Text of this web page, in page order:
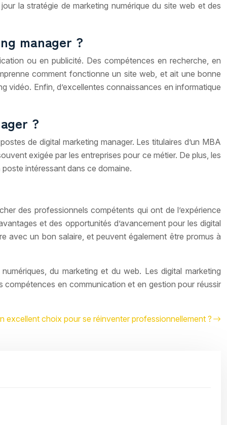
la stratégie de marketing numérique du site web et des
manager ?
ou en publicité. Des compétences en recherche, en
comment fonctionne un site web, et ait une bonne
vidéo. Enfin, d’excellentes connaissances en informatique
?
de digital marketing manager. Les titulaires d’un MBA
exigée par les entreprises pour ce métier. De plus, les
poste intéressant dans ce domaine.
des professionnels compétents qui ont de l’expérience
et des opportunités d’avancement pour les digital
avec un bon salaire, et peuvent également être promus à
du marketing et du web. Les digital marketing
compétences en communication et en gestion pour réussir
excellent choix pour se réinventer professionnellement ?